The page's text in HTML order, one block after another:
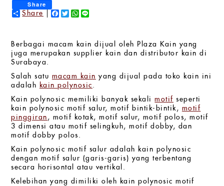
Share
Share Facebook
TwitterWhatsApp
Berbagai macam kain dijual oleh Plaza Kain yang
juga merupakan supplier kain dan distributor kain di
Surabaya.
Salah satu macam kain yang dijual pada toko kain ini
adalah kain polynosic.
Kain polynosic memiliki banyak sekalimotif seperti
kain polynosic motif salur, motif bintik-bintik, motif
pinggiran, motif kotak, motif salur, motif polos, motif
3 dimensi atau motif selingkuh, motif dobby, dan
motif dobby polos.
Kain polynosic motif salur adalah kain polynosic
dengan motif salur (garis-garis) yang terbentang
secara horisontal atau vertikal.
Kelebihan yang dimiliki oleh kain polynosic motif